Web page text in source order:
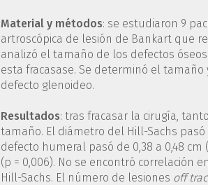
Material y métodos: se estudiaron 9
artroscópica de lesión de Bankart que
analizó el tamaño de los defectos óseos
esta fracasase. Se determinó el
defecto glenoideo.
Resultados: tras fracasar la cirugía,
tamaño. El diámetro del Hill-Sachs pasó
defecto humeral pasó de 0,38 a 0,48 cm
(p = 0,006). No se encontró correlación
Hill-Sachs. El número de lesiones off